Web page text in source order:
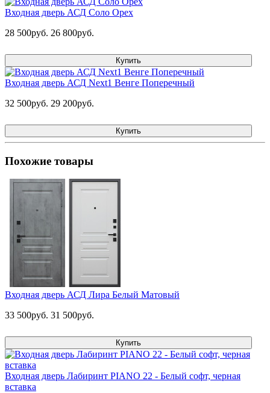
Входная дверь АСД Соло Орех
28 500руб. 26 800руб.
Купить
Входная дверь АСД Next1 Венге Поперечный
32 500руб. 29 200руб.
Купить
Похожие товары
Входная дверь АСД Лира Белый Матовый
33 500руб. 31 500руб.
Купить
Входная дверь Лабиринт PIANO 22 - Белый софт, черная
вставка